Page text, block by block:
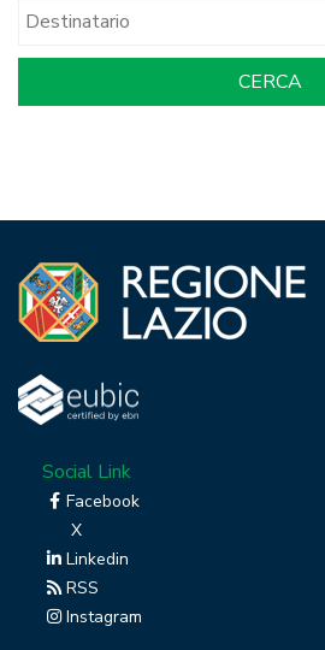
Social Link
Facebook
X
Linkedin
RSS
Instagram